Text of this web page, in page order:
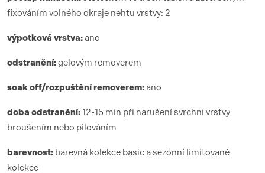
fixováním volného okraje nehtu vrstvy: 2
výpotková vrstva: ano
odstranění:gelovým removerem
soak off/rozpuštění removerem: ano
doba odstranění:12-15 min při narušení svrchní vrstvy
broušením nebo pilováním
barevnost: barevná kolekce basic a sezónní limitované
kolekce